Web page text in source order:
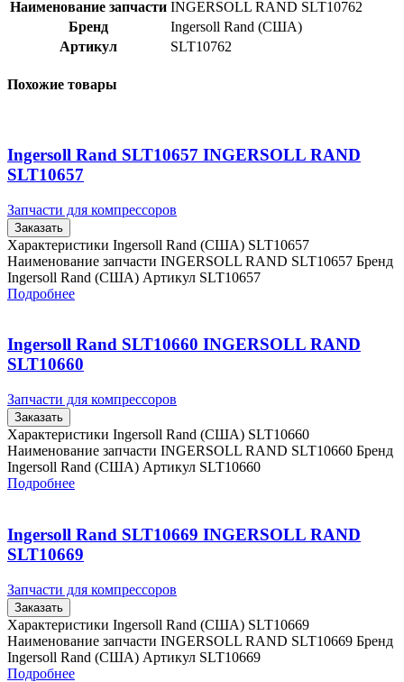
Наименование запчасти INGERSOLL RAND SLT10762
Бренд
Ingersoll Rand (США)
Артикул
SLT10762
Похожие товары
Ingersoll Rand SLT10657 INGERSOLL RAND
SLT10657
Запчасти для компрессоров
Заказать
Характеристики Ingersoll Rand (США) SLT10657
Наименование запчасти INGERSOLL RAND SLT10657 Бренд
Ingersoll Rand (США) Артикул SLT10657
Подробнее
Ingersoll Rand SLT10660 INGERSOLL RAND
SLT10660
Запчасти для компрессоров
Заказать
Характеристики Ingersoll Rand (США) SLT10660
Наименование запчасти INGERSOLL RAND SLT10660 Бренд
Ingersoll Rand (США) Артикул SLT10660
Подробнее
Ingersoll Rand SLT10669 INGERSOLL RAND
SLT10669
Запчасти для компрессоров
Заказать
Характеристики Ingersoll Rand (США) SLT10669
Наименование запчасти INGERSOLL RAND SLT10669 Бренд
Ingersoll Rand (США) Артикул SLT10669
Подробнее